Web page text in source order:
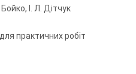
І. Л. Дітчук
практичних робіт